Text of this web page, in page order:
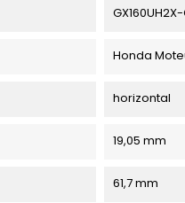
Honda
horizontal
19,05 mm
61,7 mm